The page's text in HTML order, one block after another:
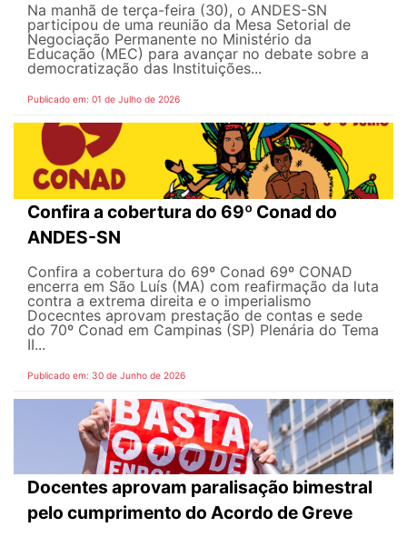
Na manhã de terça-feira (30), o ANDES-SN
participou de uma reunião da Mesa Setorial de
Negociação Permanente no Ministério da
Educação (MEC) para avançar no debate sobre a
democratização das Instituições...
Publicado em: 01 de Julho de 2026
Confira a cobertura do 69º Conad do
ANDES-SN
Confira a cobertura do 69º Conad 69º CONAD
encerra em São Luís (MA) com reafirmação da luta
contra a extrema direita e o imperialismo
Docecntes aprovam prestação de contas e sede
do 70º Conad em Campinas (SP) Plenária do Tema
II...
Publicado em: 30 de Junho de 2026
Docentes aprovam paralisação bimestral
pelo cumprimento do Acordo de Greve